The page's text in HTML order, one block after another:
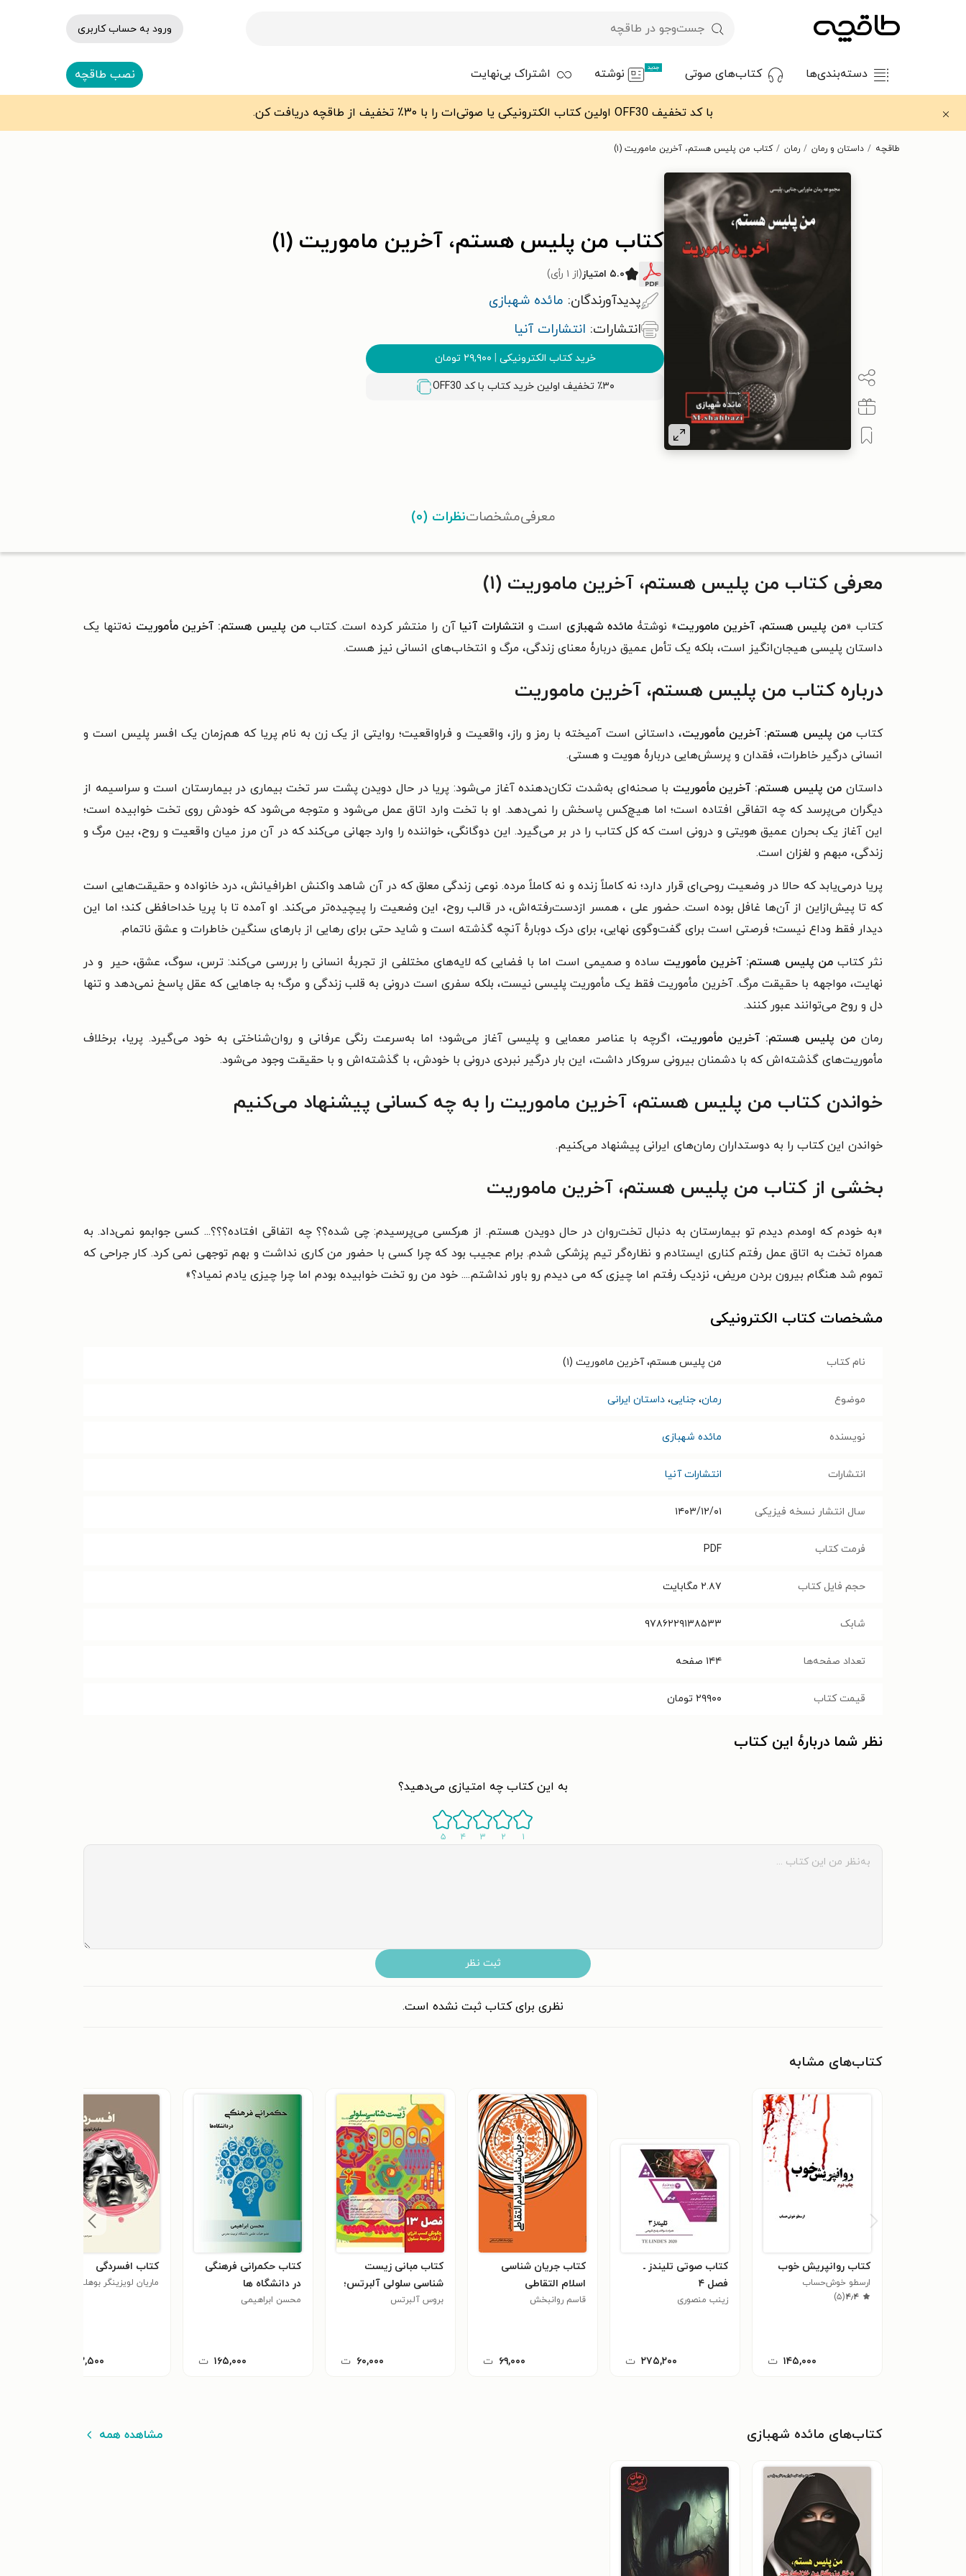
ورود به حساب کاربری
دسته‌بندی‌ها کتاب‌های صوتی جدید نوشته اشتراک بی‌نهایت نصب طاقچه
با کد تخفیف OFF30 اولین کتاب الکترونیکی یا صوتی‌ات را با ۳۰٪ تخفیف از طاقچه دریافت کن.
طاقچه داستان و رمان رمان کتاب من پلیس هستم، آخرین ماموریت (۱)
کتاب من پلیس هستم، آخرین ماموریت (۱)
۵.۰ امتیاز (از ۱ رأی)
پدیدآورندگان: مائده شهبازی
انتشارات: انتشارات آنیا
خرید کتاب الکترونیکی | ۲۹,۹۰۰ تومان
٪۳۰ تخفیف اولین خرید کتاب با کد OFF30
معرفیمشخصاتنظرات (۰)
معرفی کتاب من پلیس هستم، آخرین ماموریت (۱)
کتاب «من پلیس هستم، آخرین ماموریت» نوشتۀ مائده شهبازی است و انتشارات آنیاآن را منتشر کرده است. کتابمن پلیس هستم: آخرین مأموریت نه‌تنها یک
داستان پلیسی هیجان‌انگیز است، بلکه یک تأمل عمیق دربارۀ معنای زندگی، مرگ و انتخاب‌های انسانی نیز هست.
درباره کتاب من پلیس هستم، آخرین ماموریت
کتاب من پلیس هستم: آخرین مأموریت، داستانی‌ است آمیخته با رمز و راز، واقعیت و فراواقعیت؛ روایتی از یک زن به نام پریا که هم‌زمان یک افسر پلیس است و
انسانی درگیر خاطرات، فقدان و پرسش‌هایی دربارۀ هویت و هستی.
داستان من پلیس هستم: آخرین مأموریت با صحنه‌ای به‌شدت تکان‌دهنده آغاز می‌شود: پریا در حال دویدن پشت سر تخت بیماری در بیمارستان است و سراسیمه از
دیگران می‌پرسد که چه اتفاقی افتاده است؛ اما هیچ‌کس پاسخش را نمی‌دهد. او با تخت وارد اتاق عمل می‌شود و متوجه می‌شود که خودش روی تخت خوابیده است؛
این آغاز یک بحران عمیق هویتی و درونی است که کل کتاب را در بر می‌گیرد. این دوگانگی، خواننده را وارد جهانی می‌کند که در آن مرز میان واقعیت و روح، بین مرگ و
زندگی، مبهم و لغزان است.
پریا درمی‌یابد که حالا در وضعیت روحی‌ای قرار دارد؛ نه کاملاً زنده و نه کاملاً مرده. نوعی زندگی معلق که در آن شاهد واکنش اطرافیانش، درد خانواده و حقیقت‌هایی است
که تا پیش‌ازاین از آن‌ها غافل بوده است. حضور علی ، همسر از‌دست‌رفته‌اش، در قالب روح، این وضعیت را پیچیده‌تر می‌کند. او آمده تا با پریا خداحافظی کند؛ اما این
دیدار فقط وداع نیست؛ فرصتی‌ است برای گفت‌وگوی نهایی، برای درک دوبارهٔ آنچه گذشته است و شاید حتی برای رهایی از بارهای سنگین خاطرات و عشق ناتمام.
نثر کتاب من پلیس هستم: آخرین مأموریت ساده و صمیمی‌ است اما با فضایی که لایه‌های مختلفی از تجربۀ انسانی را بررسی می‌کند: ترس، سوگ، عشق، حیر و در
نهایت، مواجهه با حقیقت مرگ. آخرین مأموریت فقط یک مأموریت پلیسی نیست، بلکه سفری‌ است درونی به قلب زندگی و مرگ؛ به جاهایی که عقل پاسخ نمی‌دهد و تنها
دل و روح می‌توانند عبور کنند.
رمانمن پلیس هستم: آخرین مأموریت، اگرچه با عناصر معمایی و پلیسی آغاز می‌شود؛ اما به‌سرعت رنگی عرفانی و روان‌شناختی به خود می‌گیرد. پریا، برخلاف
مأموریت‌های گذشته‌اش که با دشمنان بیرونی سروکار داشت، این بار درگیر نبردی درونی با خودش، با گذشته‌اش و با حقیقت وجود می‌شود.
خواندن کتاب من پلیس هستم، آخرین ماموریت را به چه کسانی پیشنهاد می‌کنیم
خواندن این کتاب را به دوستداران رمان‌های ایرانی پیشنهاد می‌کنیم.
بخشی از کتاب من پلیس هستم، آخرین ماموریت
«به خودم که اومدم دیدم تو بیمارستان به دنبال تخت‌روان در حال دویدن هستم. از هرکسی می‌پرسیدم: چی شده؟؟ چه اتفاقی افتاده؟؟؟... کسی جوابمو نمی‌داد. به
همراه تخت به اتاق عمل رفتم کناری ایستادم و نظاره‌گر تیم پزشکی شدم. برام عجیب بود که چرا کسی با حضور من کاری نداشت و بهم توجهی نمی کرد. کار جراحی که
تموم شد هنگام بیرون بردن مریض، نزدیک رفتم اما چیزی که می دیدم رو باور نداشتم.... خود من رو تخت خوابیده بودم اما چرا چیزی یادم نمیاد؟»
مشخصات کتاب الکترونیکی
نام کتاب من پلیس هستم، آخرین ماموریت (۱)
موضوع رمان، جنایی، داستان ایرانی
نویسنده مائده شهبازی
انتشارات انتشارات آنیا
سال انتشار نسخه فیزیکی ۱۴۰۳/۱۲/۰۱
فرمت کتاب PDF
حجم فایل کتاب ۲.۸۷ مگابایت
شابک ۹۷۸۶۲۲۹۱۳۸۵۳۳
تعداد صفحه‌ها ۱۴۴ صفحه
قیمت کتاب ۲۹۹۰۰ تومان
نظر شما دربارهٔ این کتاب
به این کتاب چه امتیازی می‌دهید؟
۱ ۲ ۳ ۴ ۵
ثبت نظر
نظری برای کتاب ثبت نشده است.
کتاب‌های مشابه
کتاب روانپریش خوب
ارسطو خوش‌حساب
۴٫۴(۵)
۱۴۵,۰۰۰ ت
کتاب صوتی تلیندز ـ
فصل ۴
زینب منصوری
۲۷۵,۲۰۰ ت
کتاب جریان شناسی
اسلام التقاطی
قاسم روانبخش
۶۹,۰۰۰ ت
کتاب مبانی زیست
شناسی سلولی آلبرتس؛
بروس آلبرتس
۶۰,۰۰۰ ت
کتاب حکمرانی فرهنگی
در دانشگاه ها
محسن ابراهیمی
۱۶۵,۰۰۰ ت
کتاب افسردگی
ماریان لویزینگر بوهلبر
۱۰۲,۵۰۰
کتاب‌های مائده شهبازی مشاهده همه